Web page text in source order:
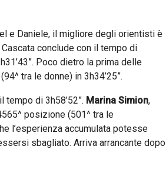
e Daniele, il migliore degli orientisti è
conclude con il tempo di
Poco dietro la prima delle
tra le donne) in 3h34’25”.
tempo di 3h58’52”. Marina Simion,
posizione (501^ tra le
l’esperienza accumulata potesse
sbagliato. Arriva arrancante dopo